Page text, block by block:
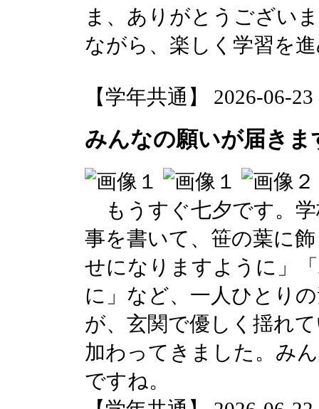
ま、ありがとうござい
ながら、楽しく学習を
【学年共通】 2026-06-
みんなの願いが届き
もうすぐ七夕です。学
事を書いて、笹の葉に
せになりますように」
に」など、一人ひとり
が、玄関で優しく揺れ
加わってきました。み
ですね。